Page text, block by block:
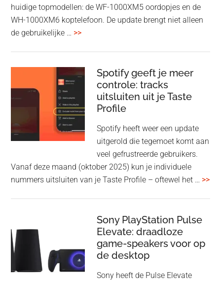
huidige topmodellen: de WF-1000XM5 oordopjes en de
WH-1000XM6 koptelefoon. De update brengt niet alleen
de gebruikelijke … >>overSony
sharing
WF-
en
1000XM6
nieuwe
Spotify geeft je meer
controle: tracks
uitsluiten uit je Taste
Profile
Spotify heeft weer een update
uitgerold die tegemoet komt aan
veel gefrustreerde gebruikers.
Vanaf deze maand (oktober 2025) kun je individuele
nummers uitsluiten van je Taste Profile – oftewel het … >>
Sony PlayStation Pulse
Elevate: draadloze
game-speakers voor op
de desktop
Sony heeft de Pulse Elevate